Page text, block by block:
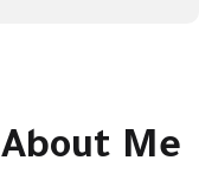
About Me